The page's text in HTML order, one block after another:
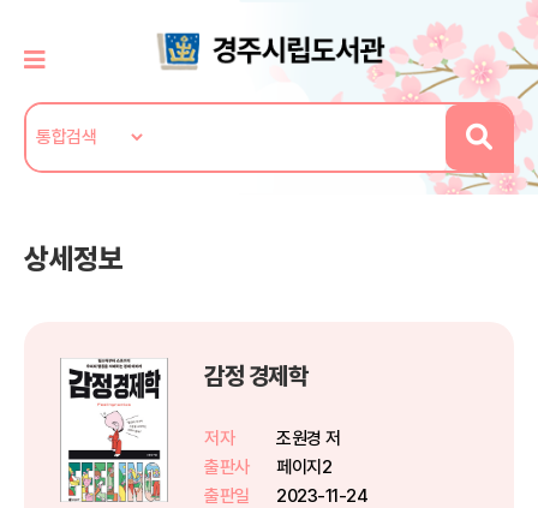
상세정보
감정 경제학
저자
조원경 저
출판사
페이지2
출판일
2023-11-24